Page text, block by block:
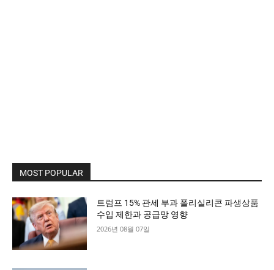
MOST POPULAR
트럼프 15% 관세 부과 폴리실리콘 파생상품
수입 제한과 공급망 영향
2026년 08월 07일